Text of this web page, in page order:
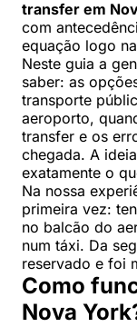
transfer em
com
equação logo
Neste guia a
saber: as
transporte
aeroporto,
transfer e os
chegada. A
exatamente o
Na nossa
primeira vez:
no balcão do
num táxi. Da
reservado e foi
Como
Nova